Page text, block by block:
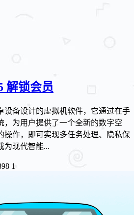
解锁会员
设备设计的虚拟机软件，它通过在手
，为用户提供了一个全新的数字空
操作，即可实现多任务处理、隐私保
为现代智能...
1